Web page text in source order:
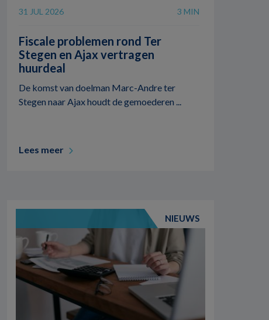
31 JUL 2026 3 MIN
Fiscale problemen rond Ter
Stegen en Ajax vertragen
huurdeal
De komst van doelman Marc-Andre ter
Stegen naar Ajax houdt de gemoederen ...
Lees meer
NIEUWS